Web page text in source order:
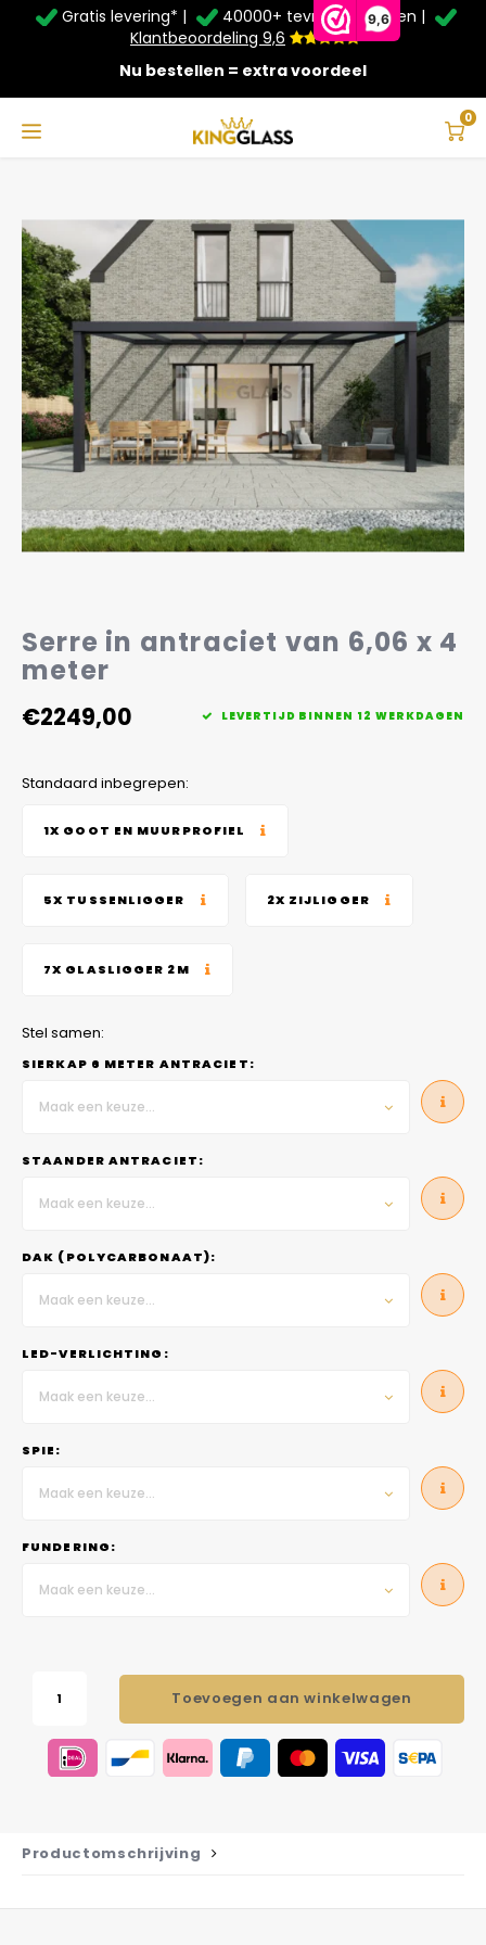
9,6
Service & Contact
Bezorging
Afhalen
Montage
Betaalmethoden
Garantie
Veelgestelde vragen
Taal
Deutsch
Gratis levering* |
40000+ tevreden klanten |
Klantbeoordeling 9,6
Nu bestellen = extra voordeel
0
Zomer Deals: Tot 20% kortingop schuifwanden en
veranda's +€20extra kassa korting*
Serre in antraciet van 6,06 x 4 meter
Serre in antraciet van 6,06 x 4
meter
€2249,00 LEVERTIJD BINNEN 12 WERKDAGEN
Standaard inbegrepen:
1X GOOT EN MUURPROFIEL
5X TUSSENLIGGER 2X ZIJLIGGER
7X GLASLIGGER 2M
Stel samen:
SIERKAP 6 METER ANTRACIET:
Maak een keuze...
STAANDER ANTRACIET:
Maak een keuze...
DAK (POLYCARBONAAT):
Maak een keuze...
LED-VERLICHTING:
Maak een keuze...
SPIE:
Maak een keuze...
FUNDERING:
Maak een keuze...
Toevoegen aan winkelwagen
Productomschrijving